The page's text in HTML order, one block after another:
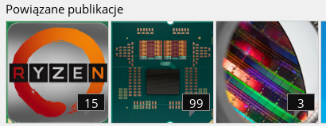
Powiązane publikacje
15 99 3